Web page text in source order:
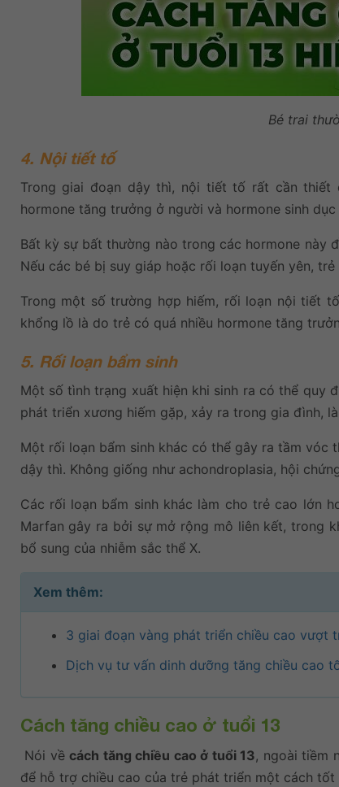
Bé trai
4. Nội tiết tố
Trong giai đoạn dậy thì, nội tiết tố rất cần thiết
hormone tăng trưởng ở người và hormone sinh
Bất kỳ sự bất thường nào trong các hormone này
Nếu các bé bị suy giáp hoặc rối loạn tuyến yên,
Trong một số trường hợp hiếm, rối loạn nội tiết
khổng lồ là do trẻ có quá nhiều hormone tăng
5. Rối loạn bẩm sinh
Một số tình trạng xuất hiện khi sinh ra có thể quy
phát triển xương hiếm gặp, xảy ra trong gia đình,
Một rối loạn bẩm sinh khác có thể gây ra tầm vóc
dậy thì. Không giống như achondroplasia, hội
Các rối loạn bẩm sinh khác làm cho trẻ cao lớn
Marfan gây ra bởi sự mở rộng mô liên kết, trong
bổ sung của nhiễm sắc thể X.
Xem thêm:
3 giai đoạn vàng phát triển chiều cao vượt
Dịch vụ tư vấn dinh dưỡng tăng chiều cao
Cách tăng chiều cao ở tuổi 13
Nói vềcách tăng chiều cao ở tuổi 13, ngoài tiềm
để hỗ trợ chiều cao của trẻ phát triển một cách tốt